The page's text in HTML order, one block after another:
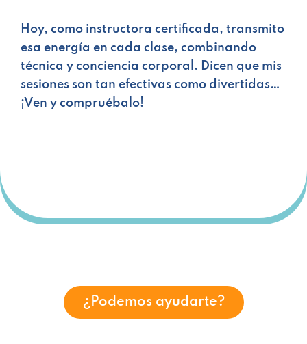
Hoy, como instructora certificada, transmito
esa energía en cada clase, combinando
técnica y conciencia corporal. Dicen que mis
sesiones son tan efectivas como divertidas…
¡Ven y compruébalo!
¿Podemos ayudarte?